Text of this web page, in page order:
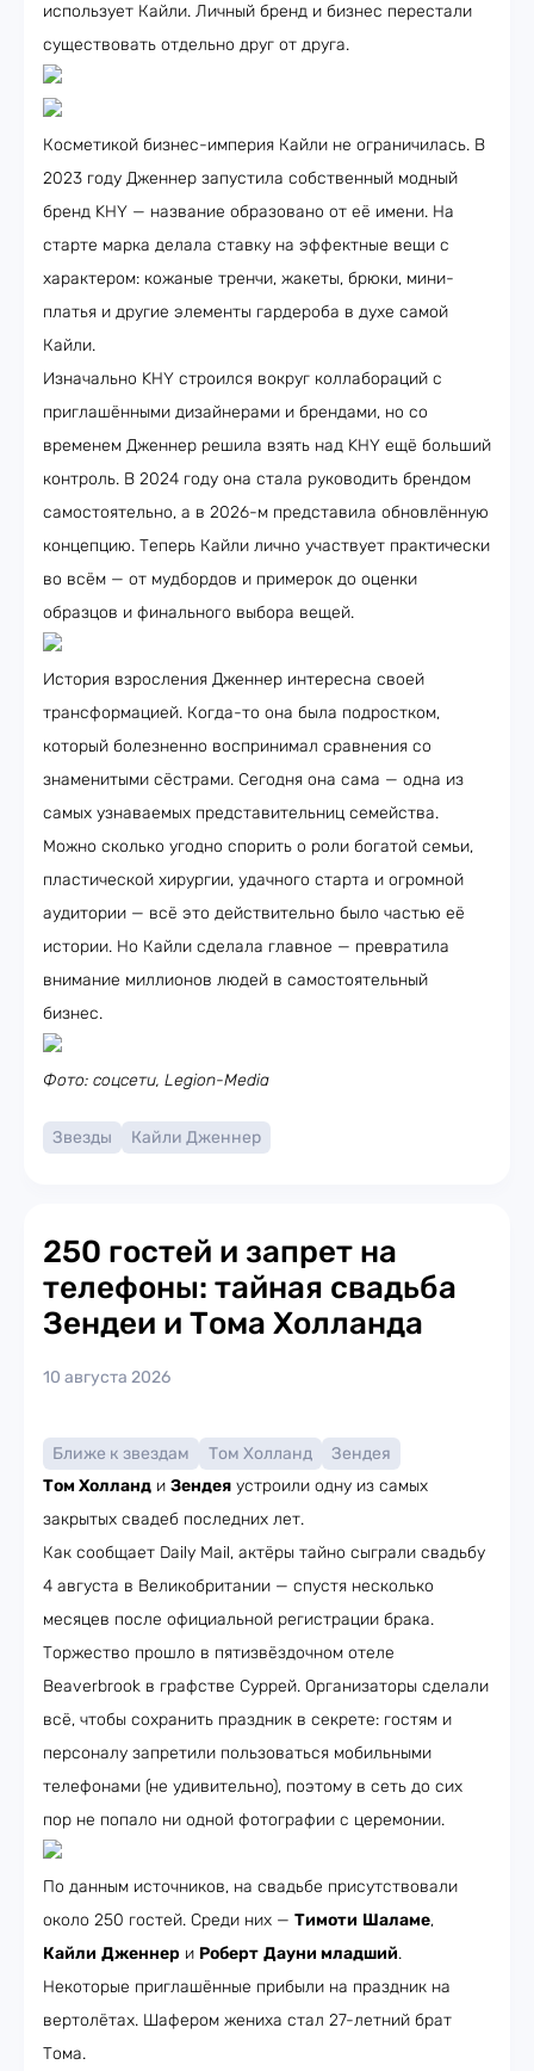
использует Кайли. Личный бренд и бизнес перестали
существовать отдельно друг от друга.
Косметикой бизнес-империя Кайли не ограничилась. В
2023 году Дженнер запустила собственный модный
бренд KHY — название образовано от её имени. На
старте марка делала ставку на эффектные вещи с
характером: кожаные тренчи, жакеты, брюки, мини-
платья и другие элементы гардероба в духе самой
Кайли.
Изначально KHY строился вокруг коллабораций с
приглашёнными дизайнерами и брендами, но со
временем Дженнер решила взять над KHY ещё больший
контроль. В 2024 году она стала руководить брендом
самостоятельно, а в 2026-м представила обновлённую
концепцию. Теперь Кайли лично участвует практически
во всём — от мудбордов и примерок до оценки
образцов и финального выбора вещей.
История взросления Дженнер интересна своей
трансформацией. Когда-то она была подростком,
который болезненно воспринимал сравнения со
знаменитыми сёстрами. Сегодня она сама — одна из
самых узнаваемых представительниц семейства.
Можно сколько угодно спорить о роли богатой семьи,
пластической хирургии, удачного старта и огромной
аудитории — всё это действительно было частью её
истории. Но Кайли сделала главное — превратила
внимание миллионов людей в самостоятельный
бизнес.
Фото: соцсети, Legion-Media
Звезды Кайли Дженнер
250 гостей и запрет на
телефоны: тайная свадьба
Зендеи и Тома Холланда
10 августа 2026
Ближе к звездам Том Холланд
Зендея
Том Холланд и Зендея устроили одну из самых
закрытых свадеб последних лет.
Как сообщает Daily Mail, актёры тайно сыграли свадьбу
4 августа в Великобритании — спустя несколько
месяцев после официальной регистрации брака.
Торжество прошло в пятизвёздочном отеле
Beaverbrook в графстве Суррей. Организаторы сделали
всё, чтобы сохранить праздник в секрете: гостям и
персоналу запретили пользоваться мобильными
телефонами (не удивительно), поэтому в сеть до сих
пор не попало ни одной фотографии с церемонии.
По данным источников, на свадьбе присутствовали
около 250 гостей. Среди них — Тимоти Шаламе,
Кайли Дженнер и Роберт Дауни младший.
Некоторые приглашённые прибыли на праздник на
вертолётах. Шафером жениха стал 27-летний брат
Тома.